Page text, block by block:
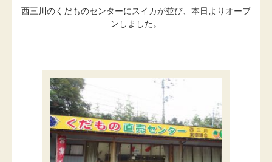
西三川のくだものセンターにスイカが並び、本日よりオープ
ンしました。